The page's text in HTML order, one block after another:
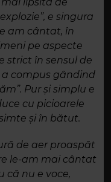
e singura
am cântat, în
pe aspecte
strict în sensul de
compus gândind
Pur și simplu e
cu picioarele
și în bătut.
de aer proaspăt
le-am mai cântat
că nu e voce,